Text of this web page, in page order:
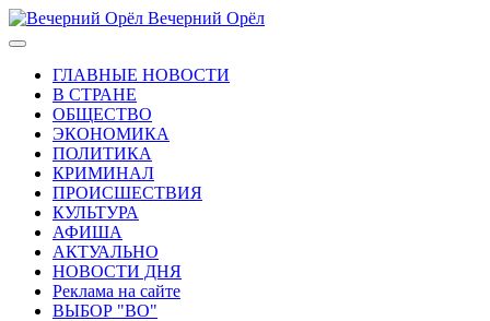
Вечерний Орёл
ГЛАВНЫЕ НОВОСТИ
В СТРАНЕ
ОБЩЕСТВО
ЭКОНОМИКА
ПОЛИТИКА
КРИМИНАЛ
ПРОИСШЕСТВИЯ
КУЛЬТУРА
АФИША
АКТУАЛЬНО
НОВОСТИ ДНЯ
Реклама на сайте
ВЫБОР "ВО"